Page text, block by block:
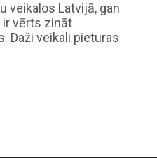
veikalos Latvijā, gan
ir vērts zināt
Daži veikali pieturas